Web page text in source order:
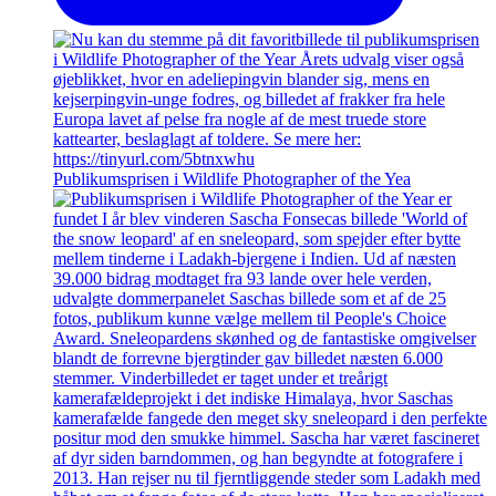
Publikumsprisen i Wildlife Photographer of the Yea